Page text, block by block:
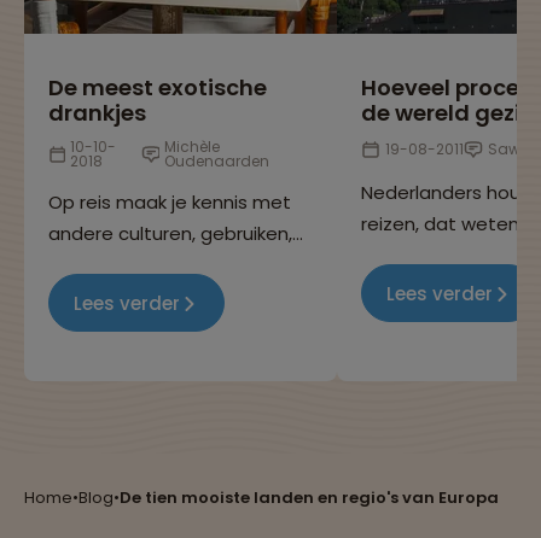
Home•Blog•De tien mooiste landen en regio's van Europa
De meest exotische
drankjes
10-10-
2018
Michèle
Oudenaarden
Op reis maak je kennis met
andere culturen, gebruiken,
geheel onbelangrijk: de
nationale cocktails! In dit
Lees verder
Hoeveel
de wereld
19-08-2011
Nederlanders
reizen, dat weten
overal op de
Maar heb jij je ooit
Lees verder